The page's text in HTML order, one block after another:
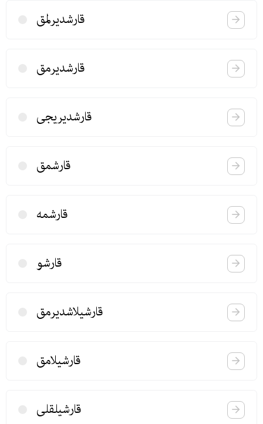
قارشدیرلمق
قارشدیرمق
قارشدیریجی
قارشمق
قارشمه
قارشو
قارشیلاشدیرمق
قارشیلامق
قارشیلقلی